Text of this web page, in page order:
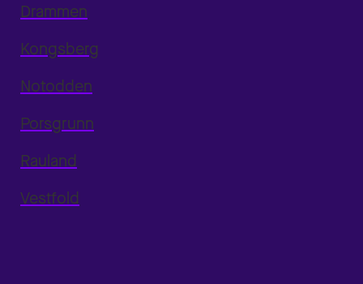
Drammen
Kongsberg
Notodden
Porsgrunn
Rauland
Vestfold